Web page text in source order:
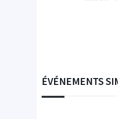
ÉVÉNEMENTS